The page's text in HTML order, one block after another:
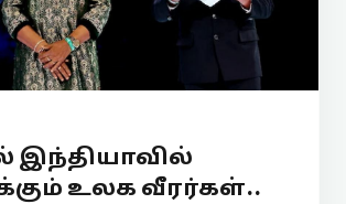
இந்தியாவில்
உலக வீரர்கள்..